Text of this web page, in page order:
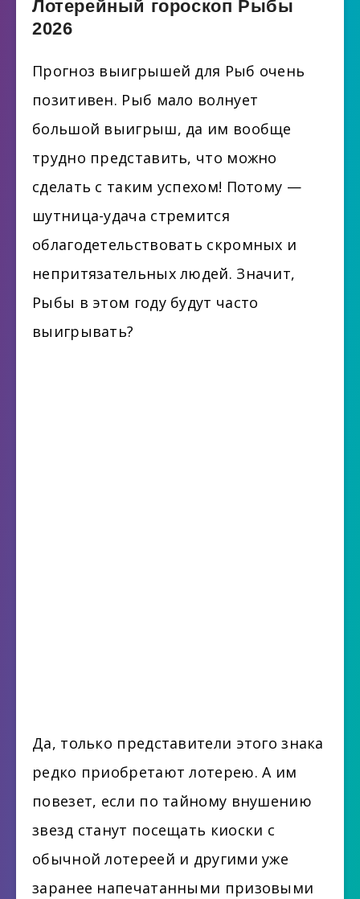
Лотерейный гороскоп Рыбы
2026
Прогноз выигрышей для Рыб очень
позитивен. Рыб мало волнует
большой выигрыш, да им вообще
трудно представить, что можно
сделать с таким успехом! Потому —
шутница-удача стремится
облагодетельствовать скромных и
непритязательных людей. Значит,
Рыбы в этом году будут часто
выигрывать?
Да, только представители этого знака
редко приобретают лотерею. А им
повезет, если по тайному внушению
звезд станут посещать киоски с
обычной лотереей и другими уже
заранее напечатанными призовыми